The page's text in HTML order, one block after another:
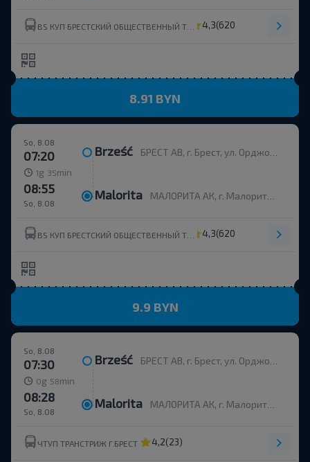
4,3(620)
8.91 BYN
So, 8.08
07:20 Brześć БРЕСТ АВ, г. Брест, ул. Орджоникидзе, 12, Беларусь
1g 35 min
So, 8.08
08:55 Malorita МАЛОРИТА АК, г. Малорита, ул. Вокзальная, 19
4,3(620)
9.9 BYN
So, 8.08
07:30 Brześć БРЕСТ АВ, г. Брест, ул. Орджоникидзе, 12, Беларусь
0g 58 min
So, 8.08
08:28 Malorita МАЛОРИТА АК, г. Малорита, ул. Вокзальная, 19
ЧТУП ТРАНСТРИЖ Г.БРЕСТ 4,2(23)